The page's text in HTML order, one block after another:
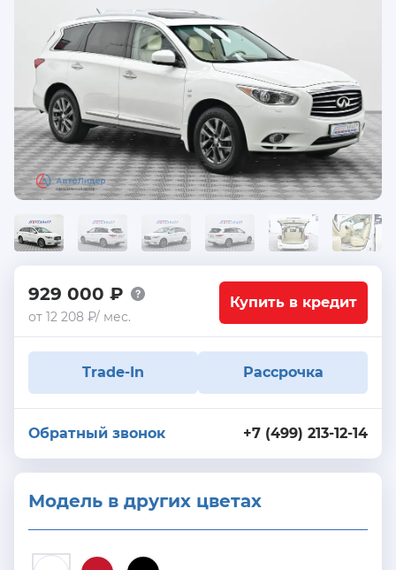
929 000 ₽
от 12 208 ₽/ мес.
Купить в кредит
Trade-In Рассрочка
+7 (499) 213-12-14
Обратный звонок
Модель в других цветах